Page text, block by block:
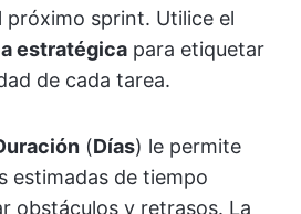
próximo sprint. Utilice el
estratégica para etiquetar
de cada tarea.
(Días) le permite
estimadas de tiempo
obstáculos y retrasos. La